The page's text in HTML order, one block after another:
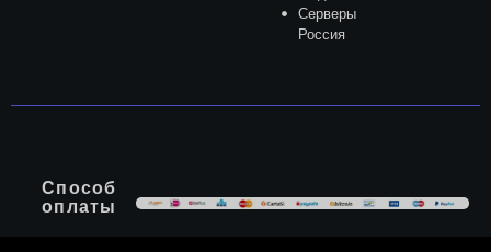
Серверы
Россия
Способ
оплаты